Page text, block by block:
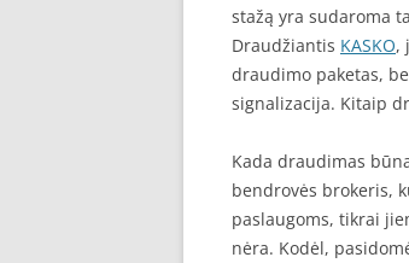
stažą yra sudaroma
Draudžiantis KASKO,
draudimo paketas,
signalizacija. Kitaip
Kada draudimas
bendrovės brokeris,
paslaugoms, tikrai
nėra. Kodėl,